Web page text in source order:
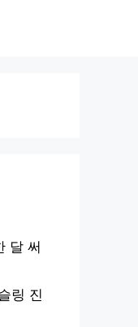
달 써
링 진